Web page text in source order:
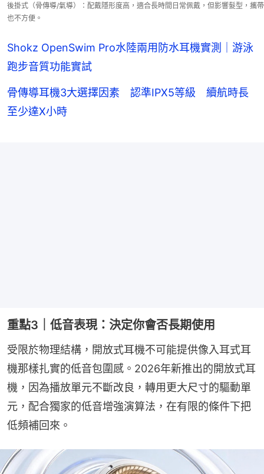
後掛式（骨傳導/氣導）：配戴隱形度高，適合長時間日常佩戴，但影響髮型，攜帶
也不方便。
Shokz OpenSwim Pro水陸兩用防水耳機實測｜游泳
跑步音質功能實試
骨傳導耳機3大選擇因素 認準IPX5等級 續航時長
至少達X小時
重點3｜低音表現：決定你會否長期使用
受限於物理結構，開放式耳機不可能提供像入耳式耳
機那樣扎實的低音包圍感。2026年新推出的開放式耳
機，因為播放單元不斷改良，轉用更大尺寸的驅動單
元，配合獨家的低音增強演算法，在有限的條件下把
低頻補回來。